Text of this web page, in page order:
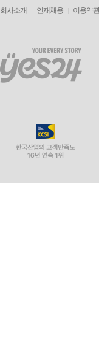
회사소개 인재채용 이용약관